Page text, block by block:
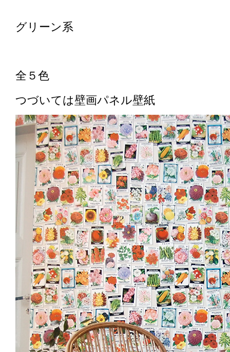
グリーン系
全５色
つづいては壁画パネル壁紙